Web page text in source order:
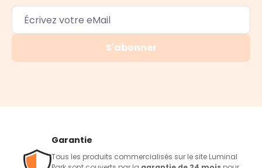
S'abonner
Garantie
Tous les produits commercialisés sur le site Luminal